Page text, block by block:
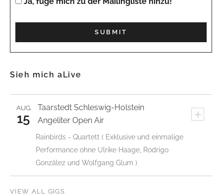
Sieh mich aLive
Taarstedt Schleswig-Holstein +
AUG.
15 Angeliter Open Air
Rainbirds - Quartett ( Exklusive und einmalige
Performance ohne Ulrike Haage, Rodrigo
González und Wolfgang Glum )
VIEW ALL GIGS